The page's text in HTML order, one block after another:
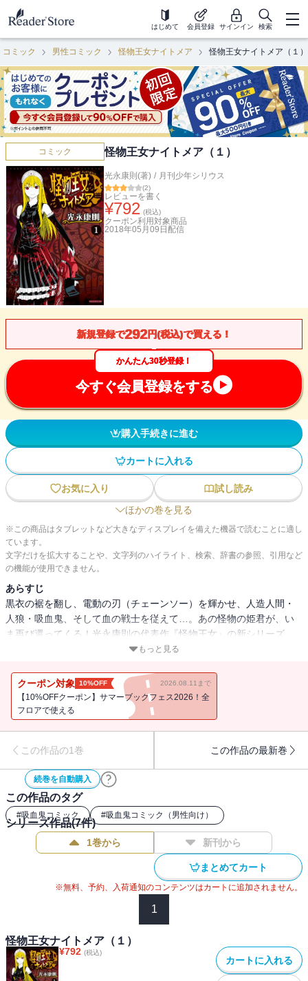
はじめて 会員登録 サインイン 検索
コミック 男性コミック 怪物王女ナイトメア 怪物王女ナイトメア（１）
コミック 怪物王女ナイトメア（１）
光永康則(著) / 月刊少年シリウス
(2)
レビューを書く
¥792 (税込)
クーポン利用対象商品
2018年05月09日 配信
新規登録で292円(税込)で買える！
かんたん30秒登録！
今すぐ会員登録をする
購入手続きに進む
カートに入れる
お気に入り
試し読み
ほかの巻を見る
※この商品はタブレットなど大きなディスプレイを備えた機器で読むことに適し
ています。
文字だけを拡大することや、文字列のハイライト、検索、辞書の参照、引用など
の機能が使用できません。
あらすじ
黒衣の裾を翻し、電動の刃（チェーンソー）を輝かせ、人造人間・
人狼・吸血鬼、そして血の戦士を従えて…。あの怪物の姫君が、い
ま再び還ってくる！光永康則の代表作『怪物王女』の新シリーズ、
もっと見る
クーポン対象 10%OFF 2026.08.11まで
【10%OFFクーポン】サマーブックフェス2026！全
フロアで使える
この作品の1巻 この作品の最新巻
続巻を自動購入
この作品のタグ
#吸血鬼コミック #吸血鬼コミック（男性向け）
シリーズ作品(7件)
1巻から 新刊から
まとめてカート
※無料、予約、入荷通知のコンテンツはカートに追加されません。
1
怪物王女ナイトメア（１）
¥792 (税込)
カートに入れる